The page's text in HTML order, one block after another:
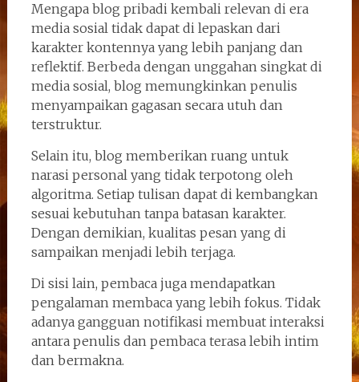
Mengapa blog pribadi kembali relevan di era
media sosial tidak dapat di lepaskan dari
karakter kontennya yang lebih panjang dan
reflektif. Berbeda dengan unggahan singkat di
media sosial, blog memungkinkan penulis
menyampaikan gagasan secara utuh dan
terstruktur.
Selain itu, blog memberikan ruang untuk
narasi personal yang tidak terpotong oleh
algoritma. Setiap tulisan dapat di kembangkan
sesuai kebutuhan tanpa batasan karakter.
Dengan demikian, kualitas pesan yang di
sampaikan menjadi lebih terjaga.
Di sisi lain, pembaca juga mendapatkan
pengalaman membaca yang lebih fokus. Tidak
adanya gangguan notifikasi membuat interaksi
antara penulis dan pembaca terasa lebih intim
dan bermakna.